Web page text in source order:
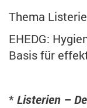
Thema
EHEDG:
Basis für
*Listerien –